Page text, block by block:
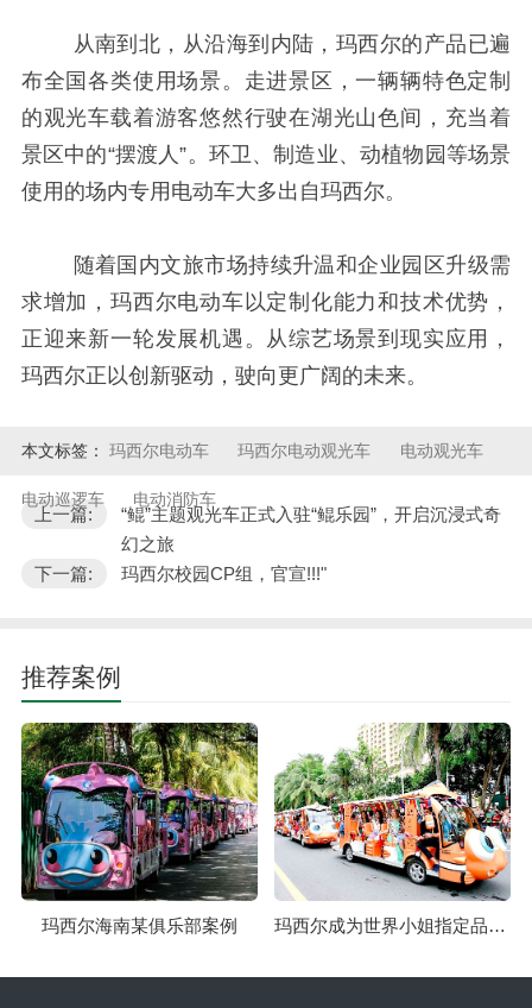
从南到北，从沿海到内陆，玛西尔的产品已遍
布全国各类使用场景。走进景区，一辆辆特色定制
的观光车载着游客悠然行驶在湖光山色间，充当着
景区中的“摆渡人”。环卫、制造业、动植物园等场景
使用的场内专用电动车大多出自玛西尔。
随着国内文旅市场持续升温和企业园区升级需
求增加，玛西尔电动车以定制化能力和技术优势，
正迎来新一轮发展机遇。从综艺场景到现实应用，
玛西尔正以创新驱动，驶向更广阔的未来。
本文标签： 玛西尔电动车 玛西尔电动观光车 电动观光车
电动巡逻车 电动消防车
上一篇:
“鲲”主题观光车正式入驻“鲲乐园”，开启沉浸式奇
幻之旅
下一篇:
玛西尔校园CP组，官宣!!!"
推荐案例
玛西尔海南某俱乐部案例 玛西尔成为世界小姐指定品牌案例